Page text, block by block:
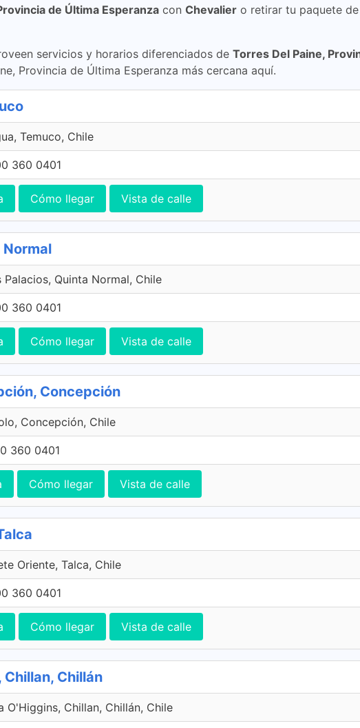
de Última Esperanza con Chevalier o retirar tu paquete de
servicios y horarios diferenciados de Torres Del Paine,
Provincia de Última Esperanza más cercana aquí.
Temuco, Chile
360 0401
Cómo llegar Vista de calle
Palacios, Quinta Normal, Chile
360 0401
Cómo llegar Vista de calle
Concepción
Concepción, Chile
360 0401
Cómo llegar Vista de calle
Oriente, Talca, Chile
360 0401
Cómo llegar Vista de calle
Chillán
O'Higgins, Chillan, Chillán, Chile